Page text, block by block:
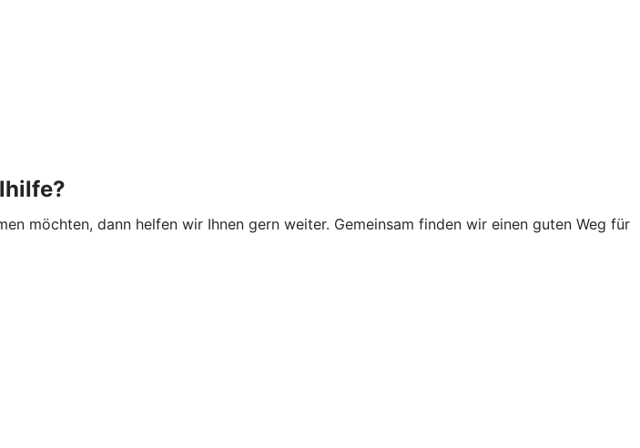
möchten, dann helfen wir Ihnen gern weiter. Gemeinsam finden wir einen guten Weg für